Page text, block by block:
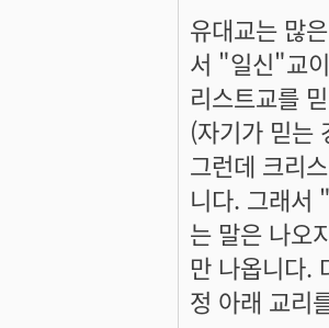
유대교는 많
서 "일신"교
리스트교를
(자기가 믿는
그런데 크리
니다. 그래서
는 말은 나오
만 나옵니다.
정 아래 교리